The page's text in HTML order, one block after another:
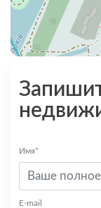
Имя*
E-mail